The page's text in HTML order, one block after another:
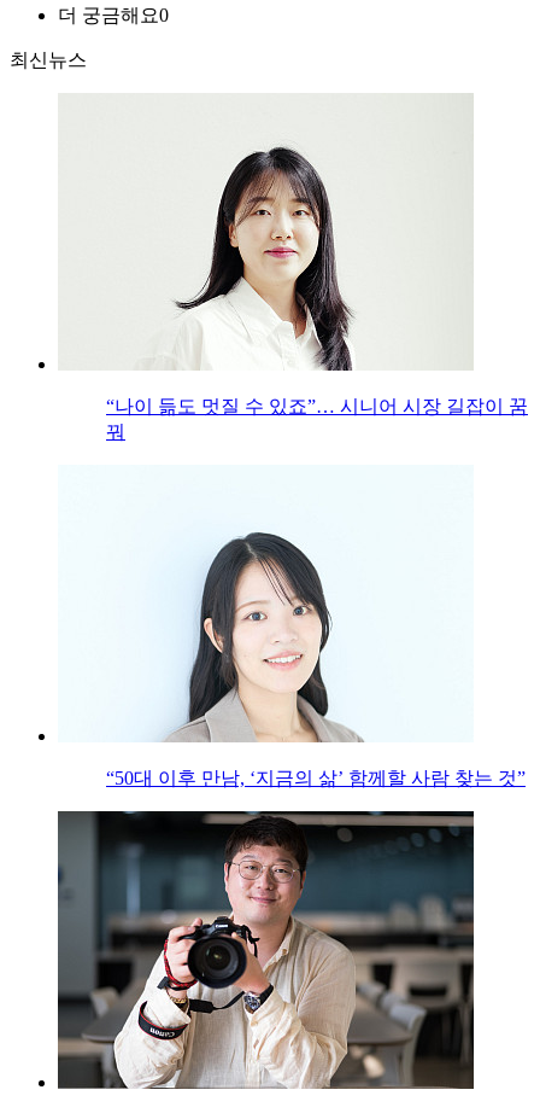
더 궁금해요0
최신뉴스
“나이 듦도 멋질 수 있죠”… 시니어 시장 길잡이 꿈
꿔
“50대 이후 만남, ‘지금의 삶’ 함께할 사람 찾는 것”